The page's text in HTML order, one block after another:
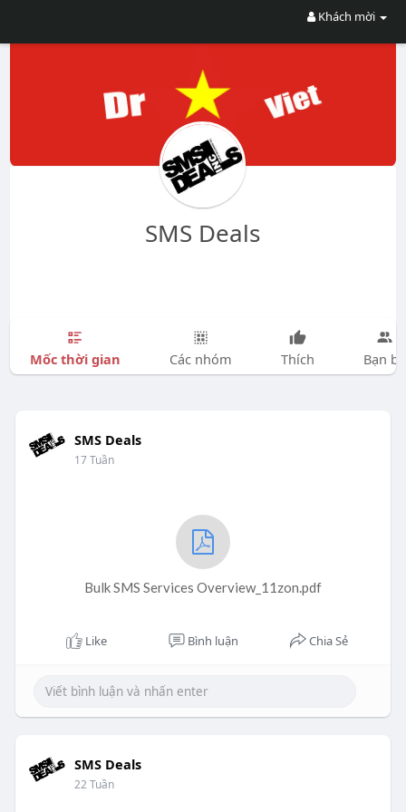
Khách mời
SMS Deals
Mốc thời gian Các nhóm Thích Bạn bè
SMS Deals
17 Tuần
Bulk SMS Services Overview_11zon.pdf
Like Bình luận Chia Sẻ
SMS Deals
22 Tuần